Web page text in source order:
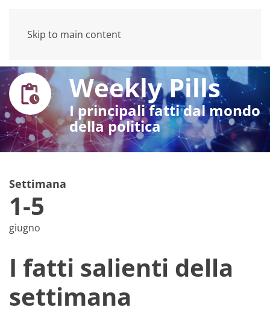
Skip to main content
Weekly Pills
I principali fatti dal mondo
della politica
Settimana
1-5
giugno
I fatti salienti della
settimana